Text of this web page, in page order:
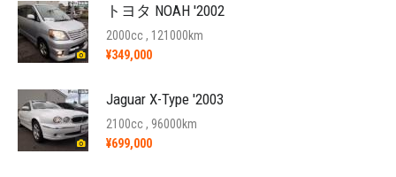
トヨタ NOAH '2002
2000cc , 121000km
¥349,000
Jaguar X-Type '2003
2100cc , 96000km
¥699,000